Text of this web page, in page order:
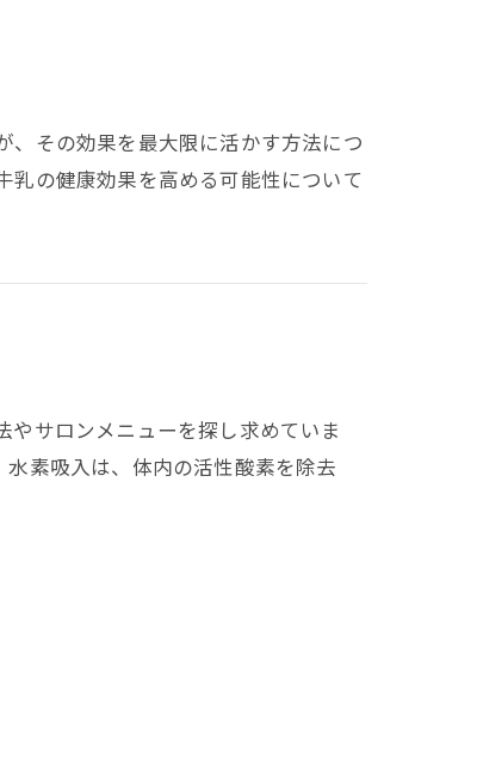
、その効果を最大限に活かす方法につ
乳の健康効果を高める可能性について
サロンメニューを探し求めていま
素吸入は、体内の活性酸素を除去